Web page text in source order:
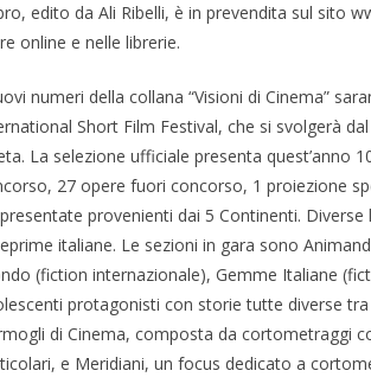
edito da Ali Ribelli, è in prevendita sul sito
online e nelle librerie.
numeri della collana “Visioni di Cinema”
Short Film Festival, che si svolgerà
La selezione ufficiale presenta quest’anno
27 opere fuori concorso, 1 proiezione
provenienti dai 5 Continenti.
italiane. Le sezioni in gara sono
(fiction internazionale), Gemme Italiane
protagonisti con storie tutte diverse
di Cinema, composta da cortometraggi
e Meridiani, un focus dedicato a